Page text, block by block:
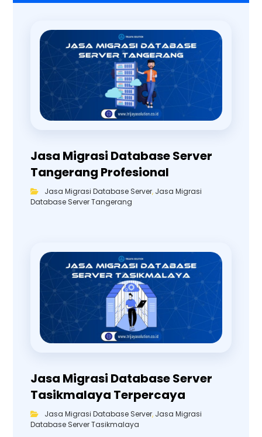
Jasa Migrasi Database Server
Tangerang Profesional
Jasa Migrasi Database Server, Jasa Migrasi
Database Server Tangerang
Jasa Migrasi Database Server
Tasikmalaya Terpercaya
Jasa Migrasi Database Server, Jasa Migrasi
Database Server Tasikmalaya